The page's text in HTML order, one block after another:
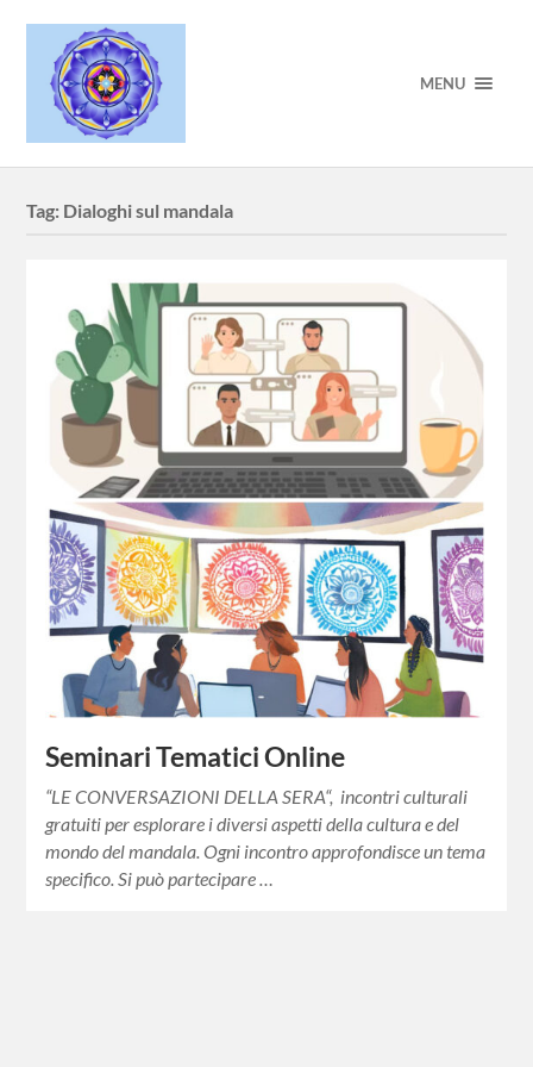
MENU
Tag: Dialoghi sul mandala
Seminari Tematici Online
“LE CONVERSAZIONI DELLA SERA“, incontri culturali
gratuiti per esplorare i diversi aspetti della cultura e del
mondo del mandala. Ogni incontro approfondisce un tema
specifico. Si può partecipare …